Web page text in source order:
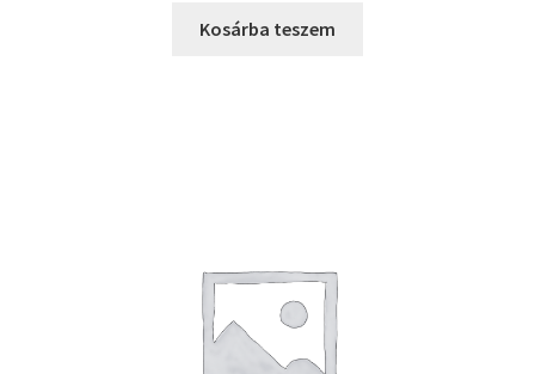
Kosárba teszem